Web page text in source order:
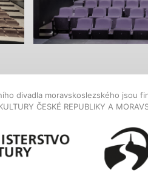
divadla moravskoslezského jsou
ČESKÉ REPUBLIKY A